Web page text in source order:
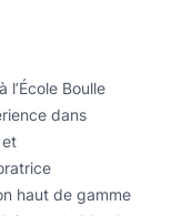
l’École Boulle
dans
et
haut de gamme